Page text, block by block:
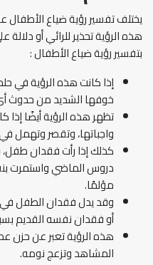
يختلف تفسير رؤية ضياع
هذه الرؤية تحذير للرائي أو
بتفسير رؤية ضياع الأطفال :
إذا كانت هذه الرؤية في
خوفها الشديد من حدوث
تظهر هذه الرؤية أيضًا
واجباتها، وتقصر وتهمل في
كذلك إذا رأت فقدان طفل،
دروس الماضي واستمرت
مؤلمًا.
وقد يدل فقدان الطفل في
أو فقدان نفسه القديم
هذه الرؤية تعبر عن
المشاهد وتزعج نومه.